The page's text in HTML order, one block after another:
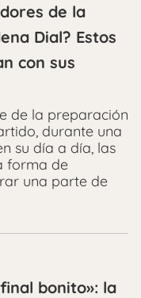
de la
Dial? Estos
con sus
de la preparación
durante una
su día a día, las
forma de
una parte de
bonito»: la